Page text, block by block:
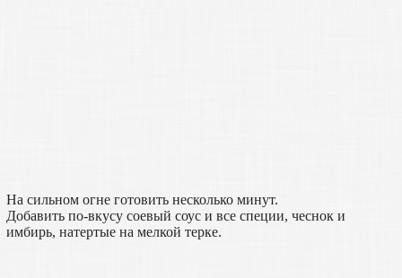
На сильном огне готовить несколько минут.
Добавить по-вкусу соевый соус и все специи, чеснок и
имбирь, натертые на мелкой терке.